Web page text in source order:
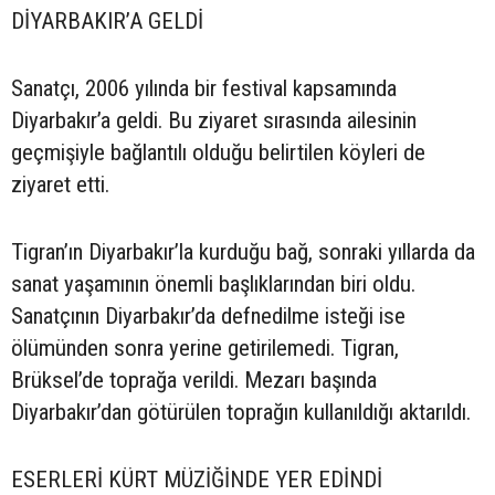
DİYARBAKIR’A GELDİ
Sanatçı, 2006 yılında bir festival kapsamında
Diyarbakır’a geldi. Bu ziyaret sırasında ailesinin
geçmişiyle bağlantılı olduğu belirtilen köyleri de
ziyaret etti.
Tigran’ın Diyarbakır’la kurduğu bağ, sonraki yıllarda da
sanat yaşamının önemli başlıklarından biri oldu.
Sanatçının Diyarbakır’da defnedilme isteği ise
ölümünden sonra yerine getirilemedi. Tigran,
Brüksel’de toprağa verildi. Mezarı başında
Diyarbakır’dan götürülen toprağın kullanıldığı aktarıldı.
ESERLERİ KÜRT MÜZİĞİNDE YER EDİNDİ